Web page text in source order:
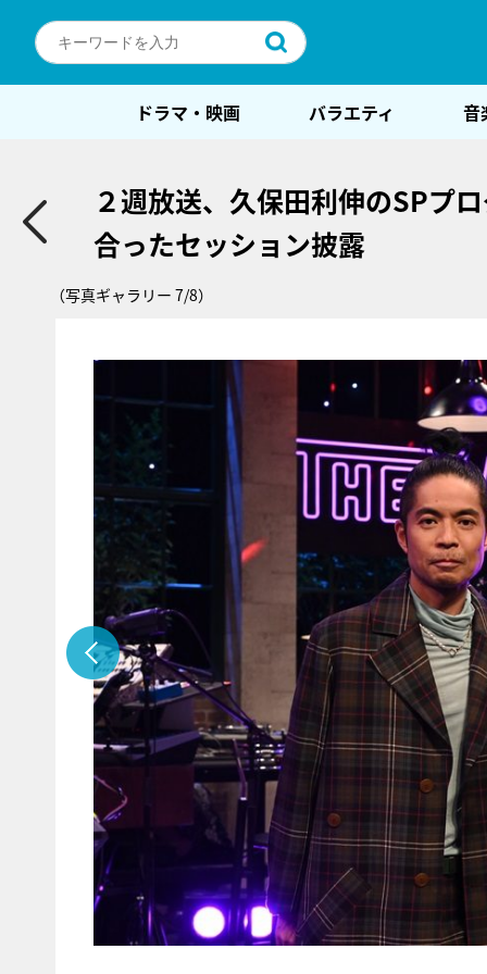
ドラマ・映画 バラエティ 音
２週放送、久保田利伸のSPプ
合ったセッション披露
（写真ギャラリー 7/8）